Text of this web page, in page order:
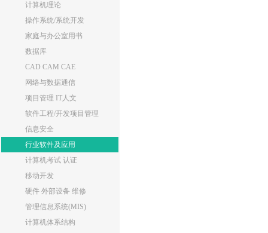
计算机理论
操作系统/系统开发
家庭与办公室用书
数据库
CAD CAM CAE
网络与数据通信
项目管理 IT人文
软件工程/开发项目管理
信息安全
行业软件及应用
计算机考试 认证
移动开发
硬件 外部设备 维修
管理信息系统(MIS)
计算机体系结构